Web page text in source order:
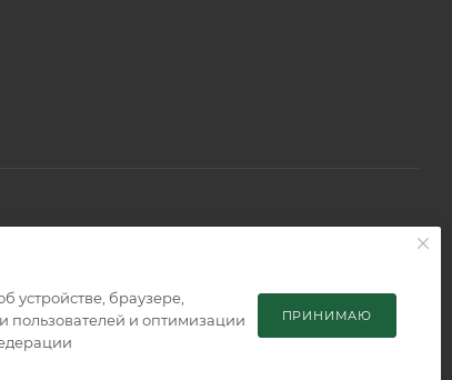
публичной офертой, определяемой положениями
устройстве, браузере,
пользователей и оптимизации
ПРИНИМАЮ